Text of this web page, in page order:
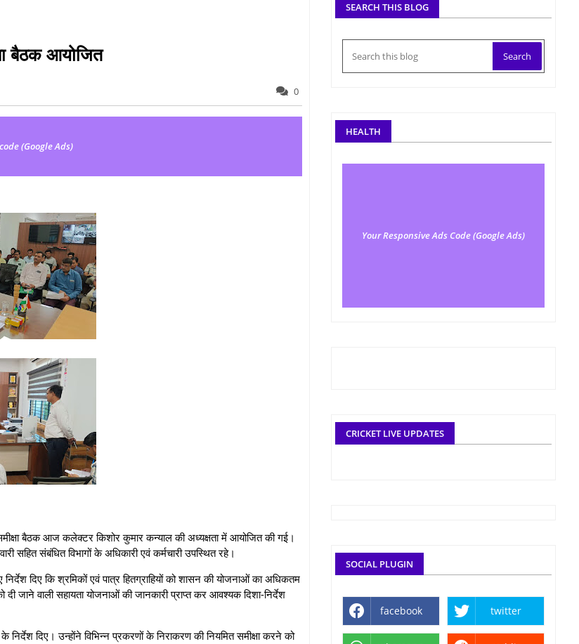
बैठक आयोजित
0
(Google Ads)
बैठक आज कलेक्टर किशोर कुमार कन्याल की अध्यक्षता में आयोजित की गई।
सहित संबंधित विभागों के अधिकारी एवं कर्मचारी उपस्थित रहे।
दिए कि श्रमिकों एवं पात्र हितग्राहियों को शासन की योजनाओं का अधिकतम
जाने वाली सहायता योजनाओं की जानकारी प्राप्त कर आवश्यक दिशा-निर्देश
दिए। उन्‍होंने विभिन्न प्रकरणों के निराकरण की नियमित समीक्षा करने को
SEARCH THIS BLOG
HEALTH
Your Responsive Ads Code (Google Ads)
CRICKET LIVE UPDATES
SOCIAL PLUGIN
facebook twitter